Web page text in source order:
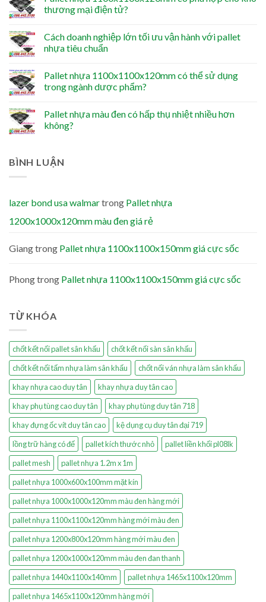
thương mại điện tử?
Cách doanh nghiệp lớn tối ưu vận hành với pallet
nhựa tiêu chuẩn
Pallet nhựa 1100x1100x120mm có thể sử dụng
trong ngành dược phẩm?
Pallet nhựa màu đen có hấp thụ nhiệt nhiều hơn
không?
BÌNH LUẬN
lazer bond usa walmartrong Pallet nhựa
1200x1000x120mm màu đen giá rẻ
Giangtrong Pallet nhựa 1100x1100x150mm giá cực sốc
Phongtrong Pallet nhựa 1100x1100x150mm giá cực sốc
TỪ KHÓA
chốt kết nối pallet sân khấu
chốt kết nối sàn sân khấu
chốt kết nối tấm nhựa làm sân khấu
chốt nối ván nhựa làm sân khấu
khay nhựa cao duy tân
khay nhựa duy tân cao
khay phụ tùng cao duy tân
khay phụ tùng duy tân 718
khay đựng ốc vít duy tân cao
kệ dụng cụ duy tân đại 719
lồng trữ hàng có đế
pallet kích thước nhỏ
pallet liền khối pl08lk
pallet mesh
pallet nhựa 1.2m x 1m
pallet nhựa 1000x600x100mm mặt kín
pallet nhựa 1000x1000x120mm màu đen hàng mới
pallet nhựa 1100x1100x120mm hàng mới màu đen
pallet nhựa 1200x800x120mm hàng mới màu đen
pallet nhựa 1200x1000x120mm màu đen đan thanh
pallet nhựa 1440x1100x140mm
pallet nhựa 1465x1100x120mm
pallet nhựa 1465x1100x120mm hàng mới